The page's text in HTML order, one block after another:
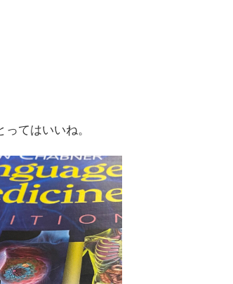
てはいいね。